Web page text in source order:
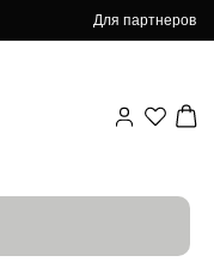
Для партнеров